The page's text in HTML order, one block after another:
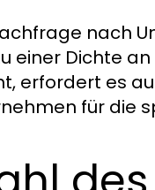
nach
einer Dichte
erfordert es
für die